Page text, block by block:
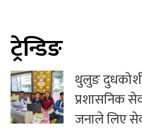
ट्रेन्डिङ
थुलुङ
प्रशासनिक
जनाले लिए